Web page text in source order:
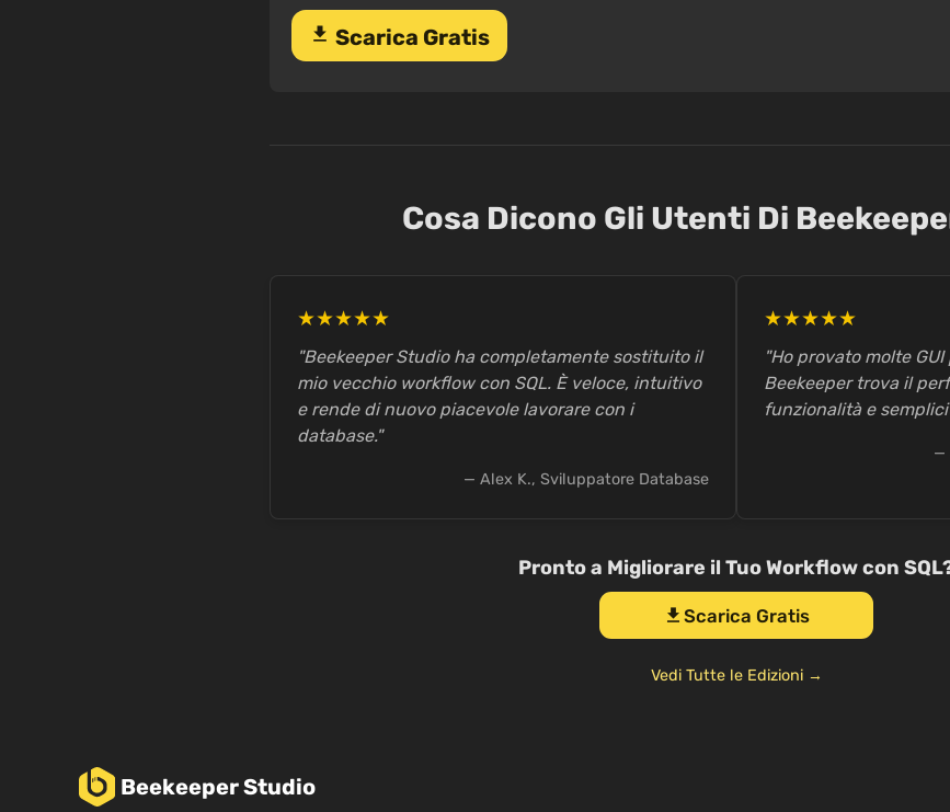
download Scarica Gratis
Cosa Dicono Gli Utenti Di
★★★★★
"Beekeeper Studio ha completamente sostituito il
mio vecchio workflow con SQL. È veloce, intuitivo
e rende di nuovo piacevole lavorare con i
database."
— Alex K., Sviluppatore Database
★★★★★
"Ho provato molte
Beekeeper trova il
funzionalità e
—
Pronto a Migliorare il Tuo Workflow con
download Scarica Gratis
Vedi Tutte le Edizioni →
Beekeeper Studio